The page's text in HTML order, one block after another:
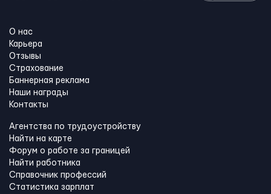
О нас
Карьера
Отзывы
Страхование
Баннерная реклама
Наши награды
Контакты
Агентства по трудоустройству
Найти на карте
Форум о работе за границей
Найти работника
Справочник профессий
Статистика зарплат